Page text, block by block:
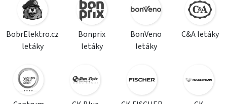
BobrElektro.cz
letáky
Bonprix
letáky
BonVeno
letáky
C&A letáky